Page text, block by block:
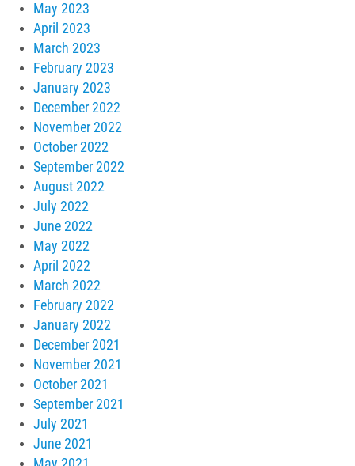
May 2023
April 2023
March 2023
February 2023
January 2023
December 2022
November 2022
October 2022
September 2022
August 2022
July 2022
June 2022
May 2022
April 2022
March 2022
February 2022
January 2022
December 2021
November 2021
October 2021
September 2021
July 2021
June 2021